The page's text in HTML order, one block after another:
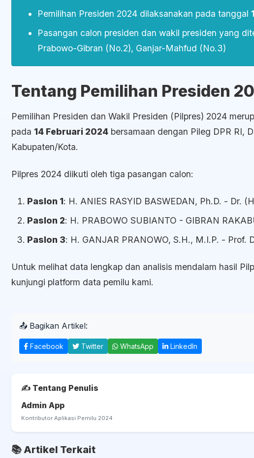
Pemilihan Presiden 2024 dilaksanakan pada tanggal
Pasangan calon presiden dan wakil presiden yang
Prabowo-Gibran (No.2), Ganjar-Mahfud (No.3)
Tentang Pemilihan Presiden
Pemilihan Presiden dan Wakil Presiden (Pilpres) 2024
pada 14 Februari 2024 bersamaan dengan Pileg DPR RI,
Kabupaten/Kota.
Pilpres 2024 diikuti oleh tiga pasangan calon:
Paslon 1: H. ANIES RASYID BASWEDAN, Ph.D. - Dr.
Paslon 2: H. PRABOWO SUBIANTO - GIBRAN
Paslon 3: H. GANJAR PRANOWO, S.H., M.I.P. - Prof.
Untuk melihat data lengkap dan analisis mendalam hasil
kunjungi platform data pemilu kami.
📤 Bagikan Artikel:
Facebook Twitter WhatsApp LinkedIn
✍️ Tentang Penulis
Admin App
Kontributor Aplikasi Pemilu 2024
📚 Artikel Terkait